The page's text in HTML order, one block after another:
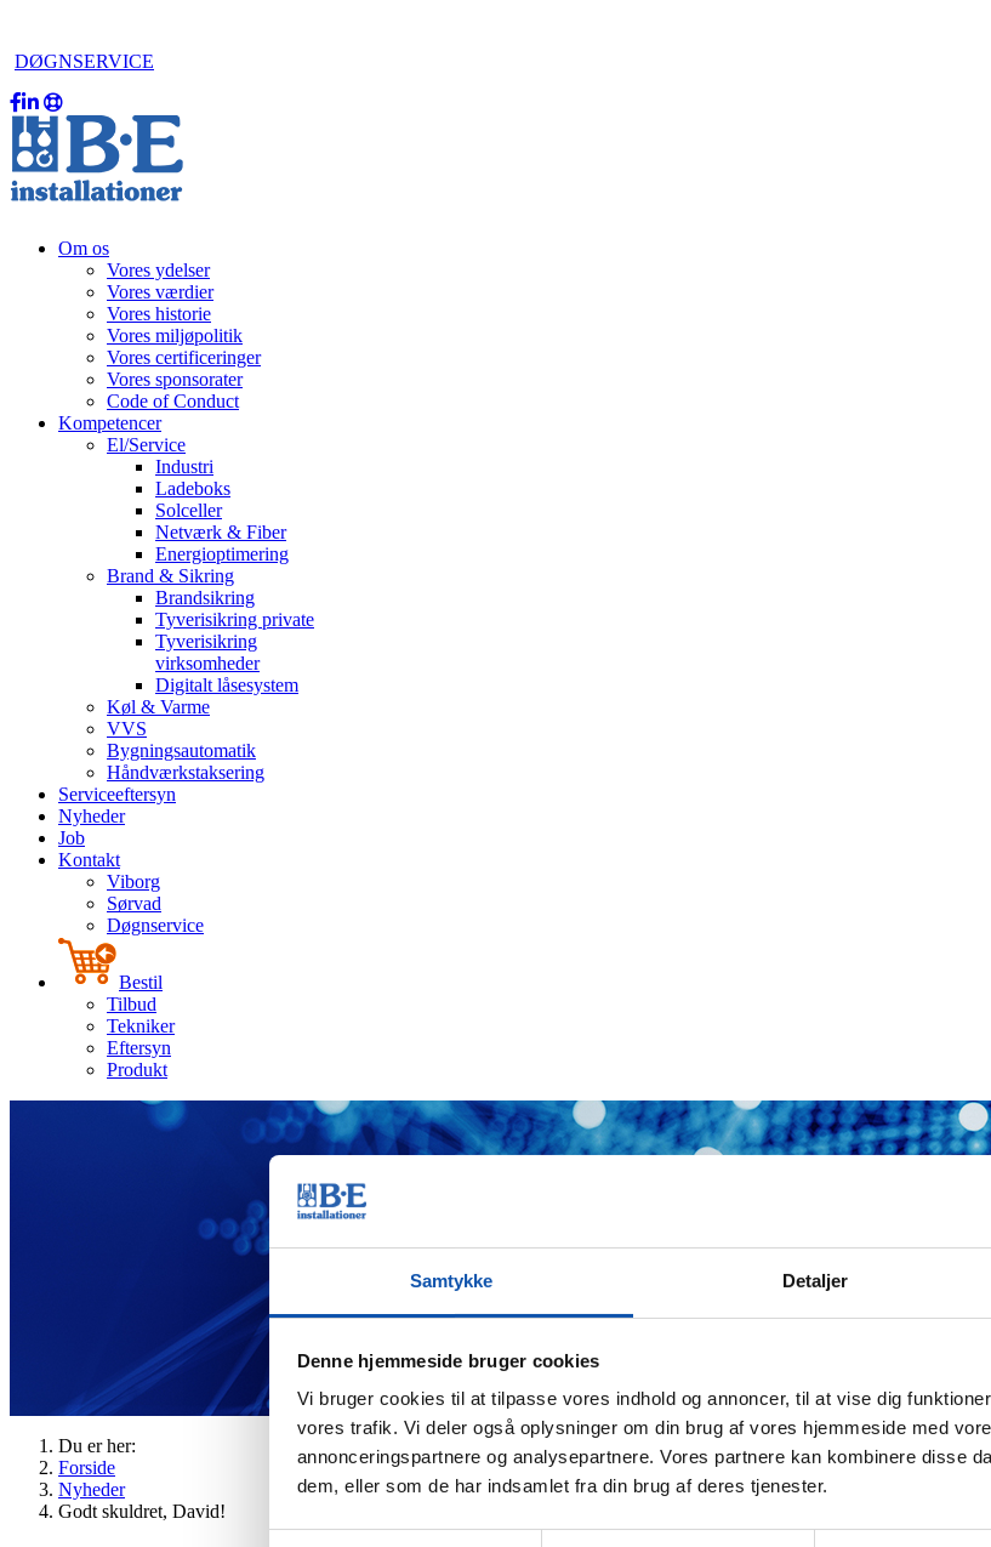
Samtykke Detaljer
Denne hjemmeside bruger cookies
Vi bruger cookies til at tilpasse vores indhold og annoncer, til at vise dig
vores trafik. Vi deler også oplysninger om din brug af vores hjemmeside med
annonceringspartnere og analysepartnere. Vores partnere kan kombinere disse
dem, eller som de har indsamlet fra din brug af deres tjenester.
DØGNSERVICE
Om os
Vores ydelser
Vores værdier
Vores historie
Vores miljøpolitik
Vores certificeringer
Vores sponsorater
Code of Conduct
Kompetencer
El/Service
Industri
Ladeboks
Solceller
Netværk & Fiber
Energioptimering
Brand & Sikring
Brandsikring
Tyverisikring private
Tyverisikring
virksomheder
Digitalt låsesystem
Køl & Varme
VVS
Bygningsautomatik
Håndværkstaksering
Serviceeftersyn
Nyheder
Job
Kontakt
Viborg
Sørvad
Døgnservice
Bestil
Tilbud
Tekniker
Eftersyn
Produkt
Du er her:
Forside
Nyheder
Godt skuldret, David!